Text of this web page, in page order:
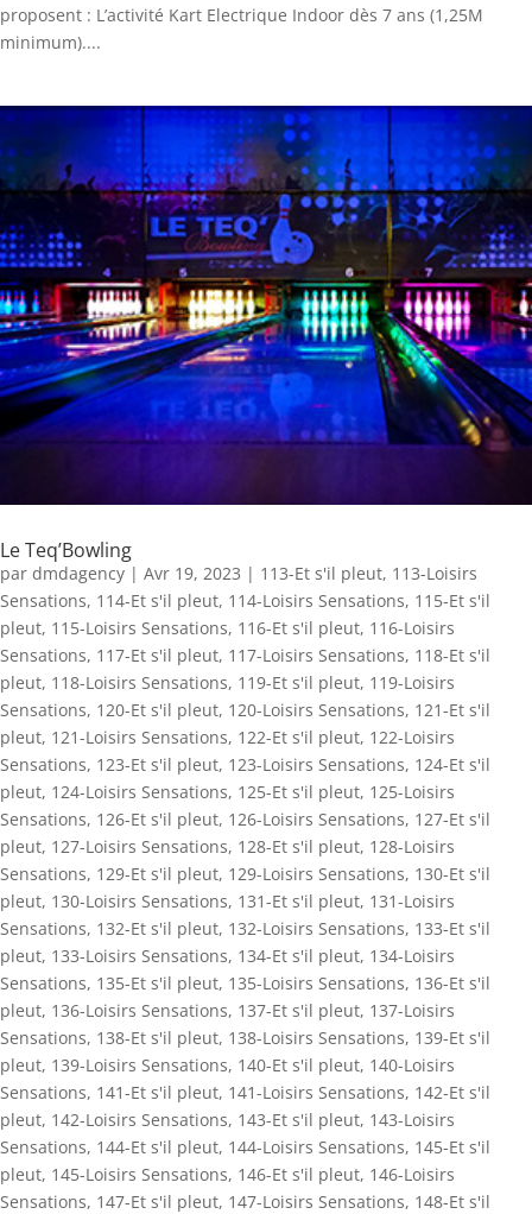
proposent : L’activité Kart Electrique Indoor dès 7 ans (1,25M
minimum)....
Le Teq’Bowling
par dmdagency | Avr 19, 2023 | 113-Et s'il pleut, 113-Loisirs
Sensations, 114-Et s'il pleut, 114-Loisirs Sensations, 115-Et s'il
pleut, 115-Loisirs Sensations, 116-Et s'il pleut, 116-Loisirs
Sensations, 117-Et s'il pleut, 117-Loisirs Sensations, 118-Et s'il
pleut, 118-Loisirs Sensations, 119-Et s'il pleut, 119-Loisirs
Sensations, 120-Et s'il pleut, 120-Loisirs Sensations, 121-Et s'il
pleut, 121-Loisirs Sensations, 122-Et s'il pleut, 122-Loisirs
Sensations, 123-Et s'il pleut, 123-Loisirs Sensations, 124-Et s'il
pleut, 124-Loisirs Sensations, 125-Et s'il pleut, 125-Loisirs
Sensations, 126-Et s'il pleut, 126-Loisirs Sensations, 127-Et s'il
pleut, 127-Loisirs Sensations, 128-Et s'il pleut, 128-Loisirs
Sensations, 129-Et s'il pleut, 129-Loisirs Sensations, 130-Et s'il
pleut, 130-Loisirs Sensations, 131-Et s'il pleut, 131-Loisirs
Sensations, 132-Et s'il pleut, 132-Loisirs Sensations, 133-Et s'il
pleut, 133-Loisirs Sensations, 134-Et s'il pleut, 134-Loisirs
Sensations, 135-Et s'il pleut, 135-Loisirs Sensations, 136-Et s'il
pleut, 136-Loisirs Sensations, 137-Et s'il pleut, 137-Loisirs
Sensations, 138-Et s'il pleut, 138-Loisirs Sensations, 139-Et s'il
pleut, 139-Loisirs Sensations, 140-Et s'il pleut, 140-Loisirs
Sensations, 141-Et s'il pleut, 141-Loisirs Sensations, 142-Et s'il
pleut, 142-Loisirs Sensations, 143-Et s'il pleut, 143-Loisirs
Sensations, 144-Et s'il pleut, 144-Loisirs Sensations, 145-Et s'il
pleut, 145-Loisirs Sensations, 146-Et s'il pleut, 146-Loisirs
Sensations, 147-Et s'il pleut, 147-Loisirs Sensations, 148-Et s'il